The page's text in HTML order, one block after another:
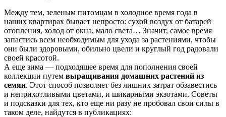
Между тем, зеленым питомцам в холодное время года в
наших квартирах бывает непросто: сухой воздух от батарей
отопления, холод от окна, мало света… Значит, самое время
запастись всем необходимым для ухода за растениями, чтобы
они были здоровыми, обильно цвели и круглый год радовали
своей красотой.
А еще зима — подходящее время для пополнения своей
коллекции путем выращивания домашних растений из
семян. Этот способ позволяет без лишних затрат обзавестись
и неприхотливыми цветами, и шикарными экзотами. Советы
и подсказки для тех, кто еще ни разу не пробовал свои силы в
таком деле, найдутся в публикациях: